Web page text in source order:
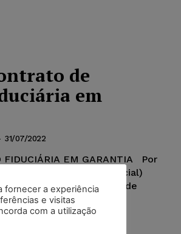
de
em
31/07/2022
FIDUCIÁRIA EM GARANTIA Por
de um lado (razão social)
de ..............., Estado de
fornecer a experiência
e visitas
com a utilização